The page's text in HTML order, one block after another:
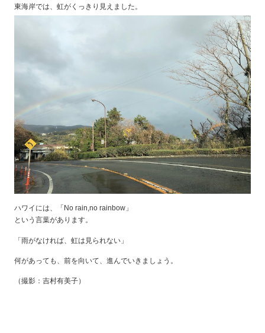
東海岸では、虹がくっきり見えました。
ハワイには、「No rain,no rainbow」
という言葉があります。
「雨がなければ、虹は見られない」
何があっても、前を向いて、進んでいきましょう。
（撮影：吉村有美子）